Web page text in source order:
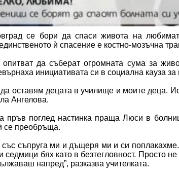
се бори да спаси живота на
ѝ спасение е костно-мозъчна
да съберат огромната сума за
инициативата си в социална кауза
оставям децата в училище и моите деца.
Ангелова.
пръв поглед настинка праща Люси в
се преобръща.
съпруга ми и дъщеря ми и си
седмици бях като в безтегловност. Просто
напред”, разказва учителката.